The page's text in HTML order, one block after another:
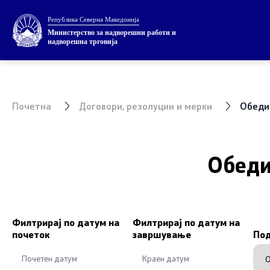
Република Северна Македонија
Министерство за надворешни работи и
надворешна трговија
Министерство
Посети
Европски
Почетна Договори, резолуции и мерки
Филтрирај по датум на
почеток
Филтрирај по датум на
завршување